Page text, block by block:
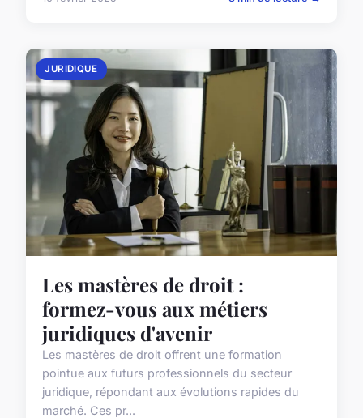
JURIDIQUE
Les mastères de droit :
formez-vous aux métiers
juridiques d'avenir
Les mastères de droit offrent une formation
pointue aux futurs professionnels du secteur
juridique, répondant aux évolutions rapides du
marché. Ces pr...